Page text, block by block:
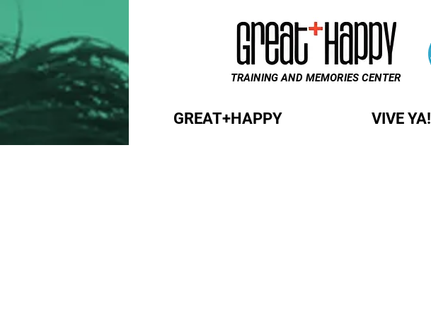
TRAINING AND MEMORIES CENTER
GREAT+HAPPY VIVE YA!